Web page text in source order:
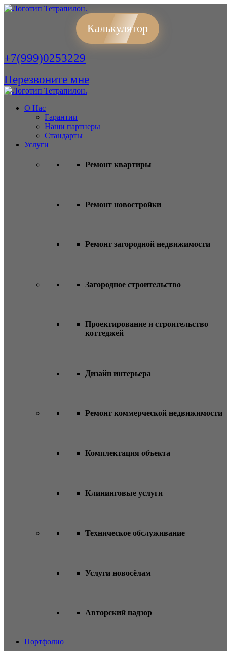
Калькулятор
+7(999)0253229
Перезвоните мне
О Нас
Гарантии
Наши партнеры
Стандарты
Услуги
Ремонт квартиры
Ремонт новостройки
Ремонт загородной недвижимости
Загородное строительство
Проектирование и строительство
коттеджей
Дизайн интерьера
Ремонт коммерческой недвижимости
Комплектация объекта
Клининговые услуги
Техническое обслуживание
Услуги новосёлам
Авторский надзор
Портфолио